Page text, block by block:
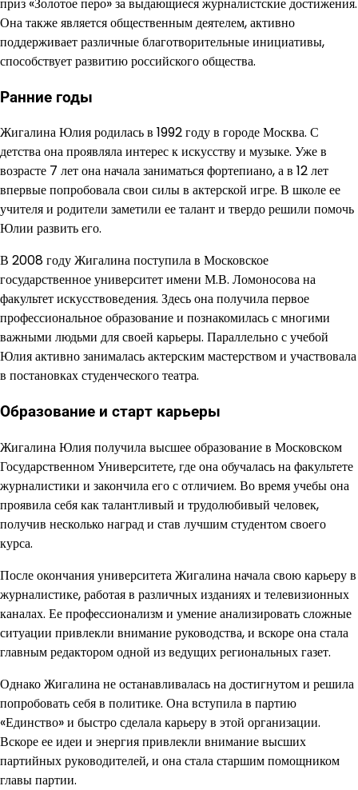
Она также является общественным деятелем, активно
поддерживает различные благотворительные инициативы,
способствует развитию российского общества.
Ранние годы
Жигалина Юлия родилась в 1992 году в городе Москва. С
детства она проявляла интерес к искусству и музыке. Уже в
возрасте 7 лет она начала заниматься фортепиано, а в 12 лет
впервые попробовала свои силы в актерской игре. В школе ее
учителя и родители заметили ее талант и твердо решили помочь
Юлии развить его.
В 2008 году Жигалина поступила в Московское
государственное университет имени М.В. Ломоносова на
факультет искусствоведения. Здесь она получила первое
профессиональное образование и познакомилась с многими
важными людьми для своей карьеры. Параллельно с учебой
Юлия активно занималась актерским мастерством и участвовала
в постановках студенческого театра.
Образование и старт карьеры
Жигалина Юлия получила высшее образование в Московском
Государственном Университете, где она обучалась на факультете
журналистики и закончила его с отличием. Во время учебы она
проявила себя как талантливый и трудолюбивый человек,
получив несколько наград и став лучшим студентом своего
курса.
После окончания университета Жигалина начала свою карьеру в
журналистике, работая в различных изданиях и телевизионных
каналах. Ее профессионализм и умение анализировать сложные
ситуации привлекли внимание руководства, и вскоре она стала
главным редактором одной из ведущих региональных газет.
Однако Жигалина не останавливалась на достигнутом и решила
попробовать себя в политике. Она вступила в партию
«Единство» и быстро сделала карьеру в этой организации.
Вскоре ее идеи и энергия привлекли внимание высших
партийных руководителей, и она стала старшим помощником
главы партии.